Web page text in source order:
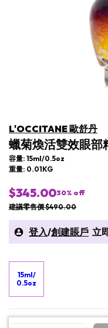
L'OCCITANE 歐舒丹
蠟菊煥活雙效眼部
容量: 15ml/0.5oz
重量: 0.01KG
$345.0030% off
建議零售價 $490.00
登入/創建賬戶 立
15ml/
0.5oz